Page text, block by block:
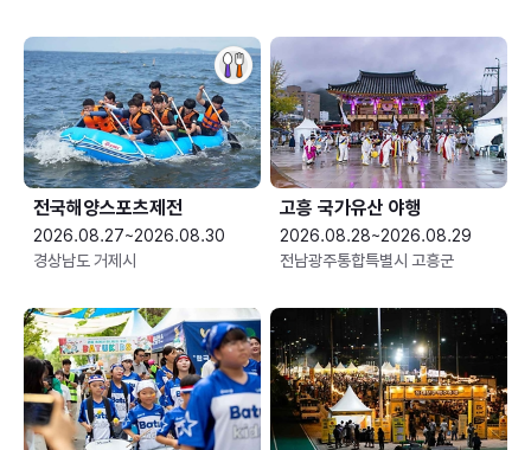
전국해양스포츠제전
2026.08.27~2026.08.30
경상남도 거제시
고흥 국가유산 야행
2026.08.28~2026.08.29
전남광주통합특별시 고흥군